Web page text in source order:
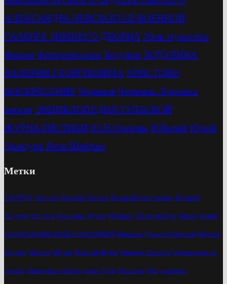
АЛЕКСАНДРА НЕВСКОГО В ВОЕННОЙ
ГАЛЕРЕЕ ЗИМНЕГО ДВОРЦА Урок мужества
Фильм Фоторепортаж Ходулин ХОДУЛИНА
ВАЛЕРИЯ ГЕОРГИЕВИЧА ХРИСТОВО
ВОСКРЕСЕНИЕ Чириков Чириков. Хроника
жизни ЭНЦИКЛОПЕДИЯ ТУЛЬСКОЙ
ЖУРНАЛИСТИКИ Ю.Н.Озерова Юбилей Юрий
Цкипури Яков Шафран
Метки
8 МАРТА Алексин Валерий Маслов Валерий Савостьянов Валерий
Ходулин Встреча Выставка Жуков Из Книги История Тулы Книга Книги
МАКАРОВ НИКОЛАЙ АЛЕКСЕЕВИЧ Макаров Макаров Николай Маслов
Митинг Москва Музей Николай Жуков Николай Макаров Они воевали за
речкой Опалённые войной улицы Тулы Писатель Поздравление